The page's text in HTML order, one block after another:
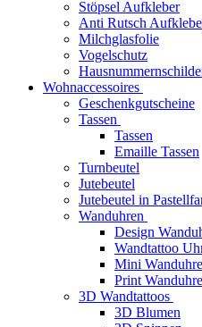
Stöpsel Aufkleber
Anti Rutsch
Milchglasfolie
Vogelschutz
Wohnaccessoires
Geschenkgutscheine
Tassen
Tassen
Emaille Tassen
Turnbeutel
Jutebeutel
Jutebeutel in
Wanduhren
Design
Wandtattoo
Mini
Print
3D Wandtattoos
3D Blumen